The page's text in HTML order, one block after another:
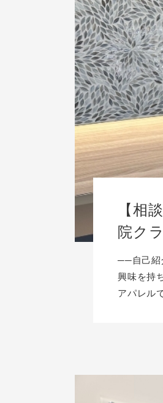
【相
院ク
──自己紹
興味を持
アパレル